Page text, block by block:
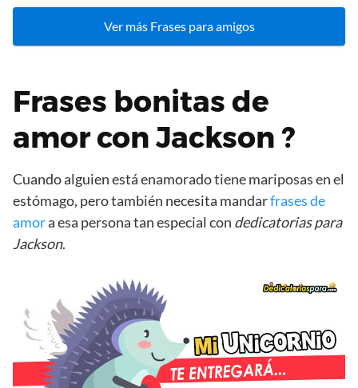
Ver más Frases para amigos
Frases bonitas de
amor con Jackson ?
Cuando alguien está enamorado tiene mariposas en el
estómago, pero también necesita mandarfrases de
amora esa persona tan especial con dedicatorias para
Jackson.